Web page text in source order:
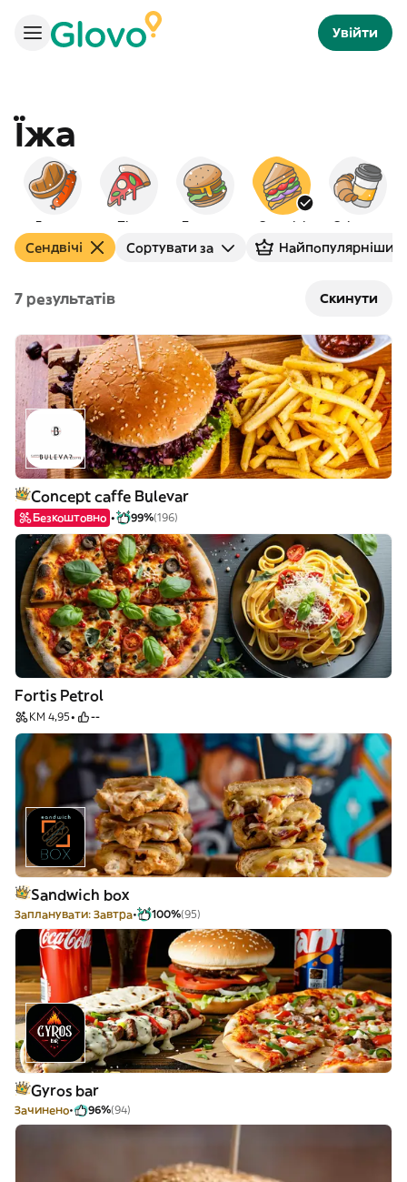
Увійти
Їжа
Гриль Піца Бургери Сендвічі Сніданок
Сендвічі Сортувати за Найпопулярніший
7 результатів Скинути
Concept caffe Bulevar
Безкоштовно 99%(196)
Fortis Petrol
KM 4,95 --
Sandwich box
Запланувати: Завтра 100%(95)
Gyros bar
Зачинено 96%(94)